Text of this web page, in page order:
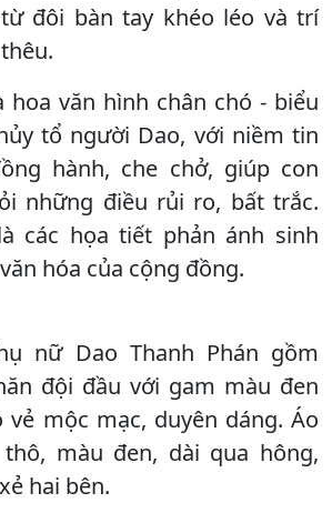
đôi bàn tay khéo léo và trí
hoa văn hình chân chó - biểu
tổ người Dao, với niềm tin
hành, che chở, giúp con
những điều rủi ro, bất trắc.
các họa tiết phản ánh sinh
hóa của cộng đồng.
nữ Dao Thanh Phán gồm
đội đầu với gam màu đen
vẻ mộc mạc, duyên dáng. Áo
màu đen, dài qua hông,
hai bên.